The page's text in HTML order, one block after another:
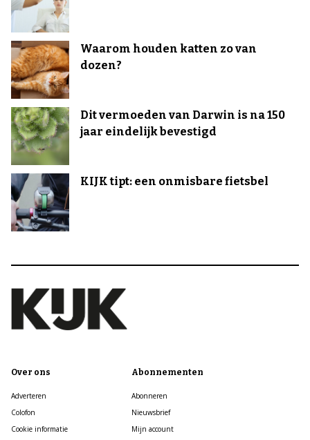
Waarom houden katten zo van
dozen?
Dit vermoeden van Darwin is na 150
jaar eindelijk bevestigd
KIJK tipt: een onmisbare fietsbel
Over ons
Adverteren
Colofon
Cookie informatie
Abonnementen
Abonneren
Nieuwsbrief
Mijn account